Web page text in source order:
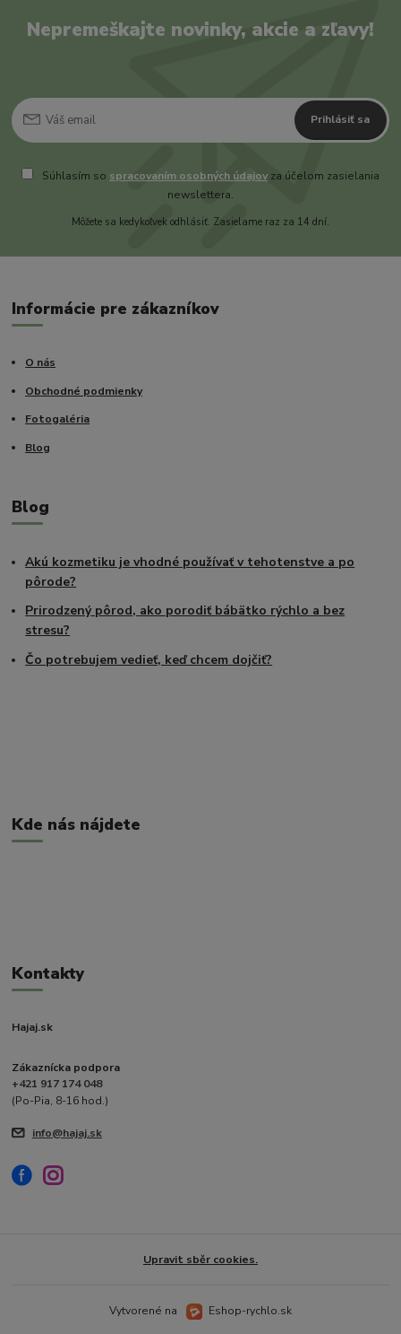
Nepremeškajte novinky, akcie a zľavy!
Prihlásiť sa
Súhlasím so spracovaním osobných údajovza účelom zasielania
newslettera.
Môžete sa kedykoľvek odhlásiť. Zasielame raz za 14 dní.
Informácie pre zákazníkov
O nás
Obchodné podmienky
Fotogaléria
Blog
Blog
Akú kozmetiku je vhodné používať v tehotenstve a po
pôrode?
Prirodzený pôrod, ako porodiť bábätko rýchlo a bez
stresu?
Čo potrebujem vedieť, keď chcem dojčiť?
Kde nás nájdete
Kontakty
Hajaj.sk
Zákaznícka podpora
+421 917 174 048
(Po-Pia, 8-16 hod.)
info@hajaj.sk
Upravit sběr cookies.
Vytvorené na Eshop-rychlo.sk